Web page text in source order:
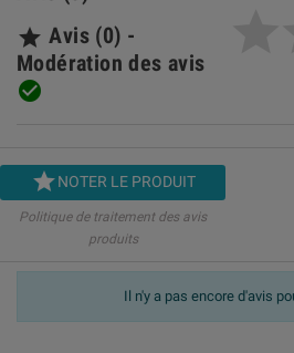
 Avis (0) -
Modération des avis

NOTER LE PRODUIT
Politique de traitement des avis
produits
Il n'y a pas encore d'avis